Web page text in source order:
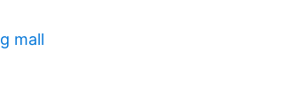
mall